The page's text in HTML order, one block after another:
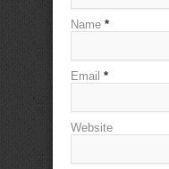
Name *
Email *
Website